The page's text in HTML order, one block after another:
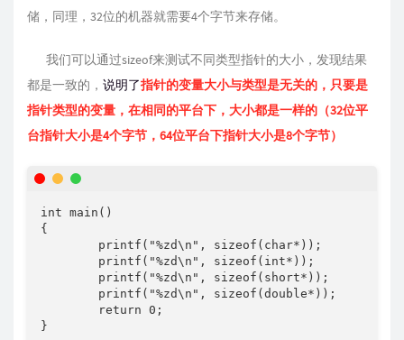
储，同理，32位的机器就需要4个字节来存储。
我们可以通过sizeof来测试不同类型指针的大小，发现结果
都是一致的， 说明了指针的变量大小与类型是无关的，只要是
指针类型的变量，在相同的平台下，大小都是一样的（32位平
台指针大小是4个字节，64位平台下指针大小是8个字节）
int main()
{